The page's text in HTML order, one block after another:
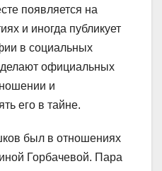
появляется на
и иногда публикует
в социальных
официальных
и
его в тайне.
был в отношениях
Горбачевой. Пара